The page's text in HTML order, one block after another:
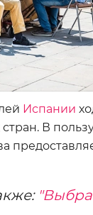
Испании
В